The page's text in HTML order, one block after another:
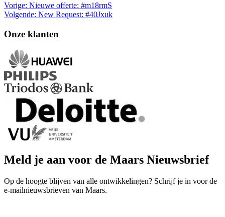
Vorige: Nieuwe offerte: #m18rmS
Volgende: New Request: #40Jxuk
Onze klanten
Meld je aan voor de Maars Nieuwsbrief
Op de hoogte blijven van alle ontwikkelingen? Schrijf je in voor de
e-mailnieuwsbrieven van Maars.